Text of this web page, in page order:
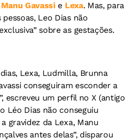
Manu Gavassi e Lexa. Mas, para
Leo Dias não
sobre as gestações.
Lexa, Ludmilla, Brunna
conseguiram esconder a
escreveu um perfil no X (antigo
Léo Dias não conseguiu
gravidez da Lexa, Manu
antes delas”, disparou